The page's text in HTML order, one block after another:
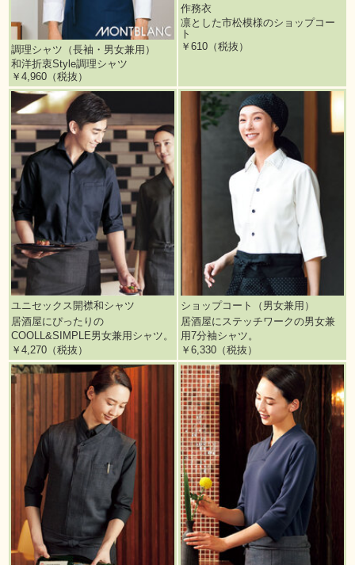
調理シャツ（長袖・男女兼用）
和洋折衷Style調理シャツ
￥4,960（税抜）
作務衣
凛とした市松模様のショップコー
ト
￥610（税抜）
ユニセックス開襟和シャツ
居酒屋にぴったりの
COOLL&SIMPLE男女兼用シャツ。
￥4,270（税抜）
ショップコート（男女兼用）
居酒屋にステッチワークの男女兼
用7分袖シャツ。
￥6,330（税抜）